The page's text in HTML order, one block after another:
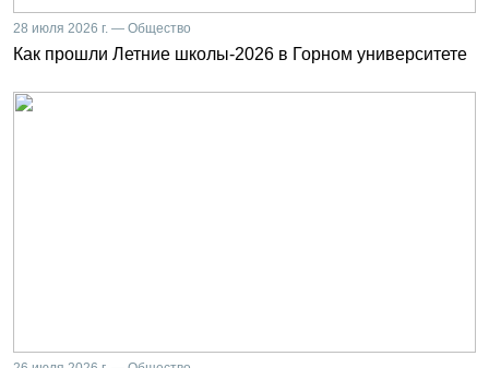
28 июля 2026 г. — Общество
Как прошли Летние школы-2026 в Горном университете